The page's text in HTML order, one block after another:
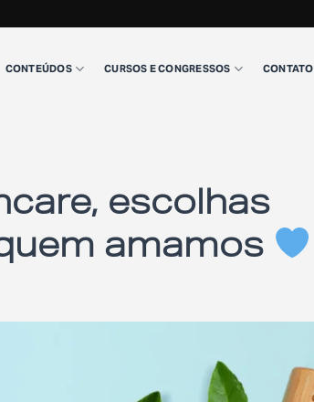
CONTEÚDOS CURSOS E CONGRESSOS CONTATO
escolhas
amamos